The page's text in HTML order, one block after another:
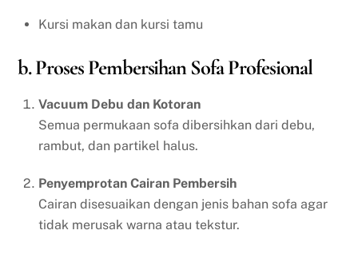
Kursi makan dan kursi tamu
b. Proses Pembersihan Sofa Profesional
Vacuum Debu dan Kotoran
Semua permukaan sofa dibersihkan dari debu,
rambut, dan partikel halus.
Penyemprotan Cairan Pembersih
Cairan disesuaikan dengan jenis bahan sofa agar
tidak merusak warna atau tekstur.